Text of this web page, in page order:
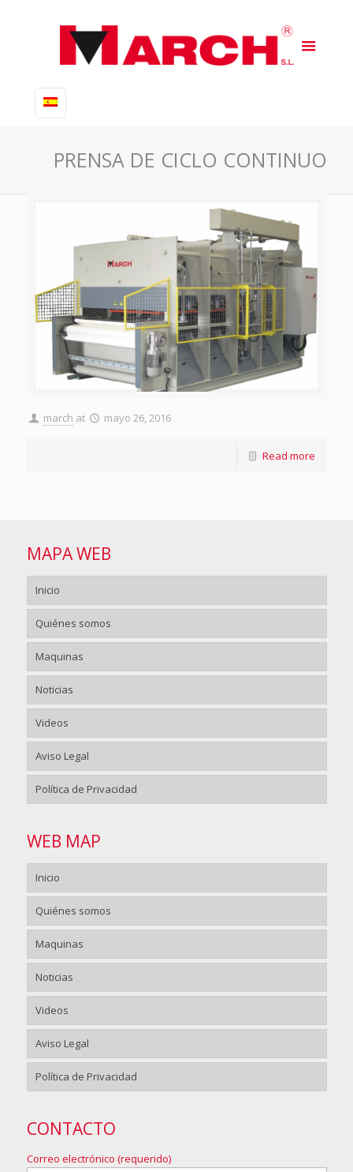
PRENSA DE CICLO CONTINUO
march at mayo 26, 2016
Read more
MAPA WEB
Inicio
Quiénes somos
Maquinas
Noticias
Videos
Aviso Legal
Política de Privacidad
WEB MAP
Inicio
Quiénes somos
Maquinas
Noticias
Videos
Aviso Legal
Política de Privacidad
CONTACTO
Correo electrónico (requerido)